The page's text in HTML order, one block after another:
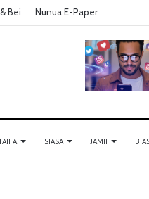
Bei Nunua E-Paper
SIASA JAMII